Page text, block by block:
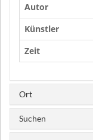
Autor
Künstler
Zeit
Ort
Suchen